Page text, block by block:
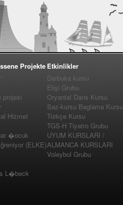
Projekte
projesi
Hizmet
�ocuk
(ELKE)
L�beck
Etkinlikler
Darbuka kursu
Elişi Grubu
Oryantal Dans Kursu
Saz-kursu Baglama Kursu
Türkçe Kursu
TGS-H Tiyatro Grubu
UYUM KURSLARI /
ALMANCA KURSLARI
Voleybol Grubu